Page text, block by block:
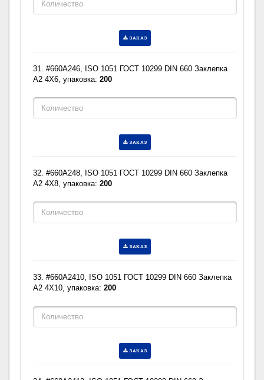
ЗАКАЗ
31. #660A246, ISO 1051 ГОСТ 10299 DIN 660 Заклепка
A2 4X6, упаковка:200
ЗАКАЗ
32. #660A248, ISO 1051 ГОСТ 10299 DIN 660 Заклепка
A2 4X8, упаковка:200
ЗАКАЗ
33. #660A2410, ISO 1051 ГОСТ 10299 DIN 660 Заклепка
A2 4X10, упаковка:200
ЗАКАЗ